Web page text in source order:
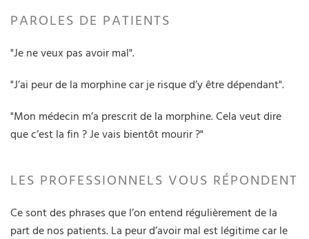
PAROLES DE PATIENTS
"Je ne veux pas avoir mal".
"J’ai peur de la morphine car je risque d’y être dépendant".
"Mon médecin m’a prescrit de la morphine. Cela veut dire
que c’est la fin ? Je vais bientôt mourir ?"
LES PROFESSIONNELS VOUS RÉPONDENT
Ce sont des phrases que l’on entend régulièrement de la
part de nos patients. La peur d’avoir mal est légitime car le